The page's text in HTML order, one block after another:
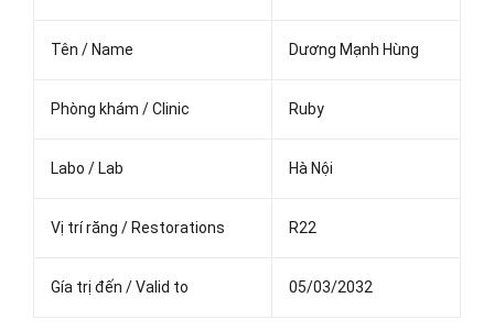
Tên / Name Dương Mạnh Hùng
Phòng khám / Clinic Ruby
Labo / Lab Hà Nội
Vị trí răng / Restorations R22
Gía trị đến / Valid to 05/03/2032